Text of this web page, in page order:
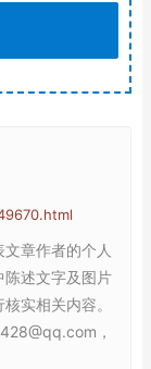
章作者的个人
陈述文字及图片
实相关内容。
，